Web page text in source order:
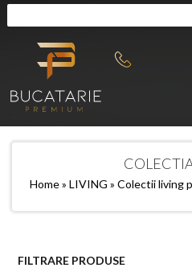
Home» LIVING » Colectii living
FILTRARE PRODUSE